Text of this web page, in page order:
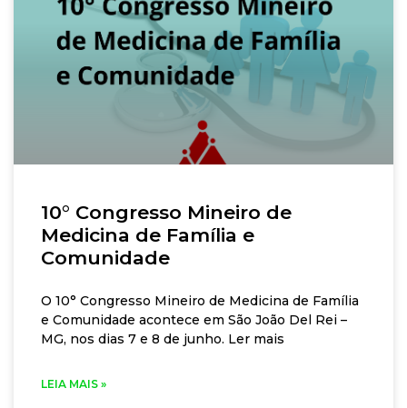
10° Congresso Mineiro de
Medicina de Família e
Comunidade
O 10° Congresso Mineiro de Medicina de Família
e Comunidade acontece em São João Del Rei –
MG, nos dias 7 e 8 de junho. Ler mais
LEIA MAIS »